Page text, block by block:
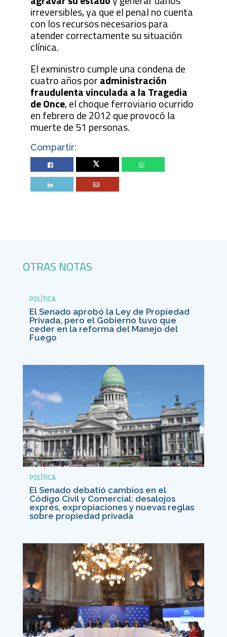
irreversibles, ya que el penal no cuenta
con los recursos necesarios para
atender correctamente su situación
clínica.
El exministro cumple una condena de
cuatro años poradministración
fraudulenta vinculada a la Tragedia
de Once, el choque ferroviario ocurrido
en febrero de 2012 que provocó la
muerte de 51 personas.
Compartir:
Twitter
OTRAS NOTAS
POLÍTICA
El Senado aprobó la Ley de Propiedad
Privada, pero el Gobierno tuvo que
ceder en la reforma del Manejo del
Fuego
POLÍTICA
El Senado debatió cambios en el
Código Civil y Comercial: desalojos
exprés, expropiaciones y nuevas reglas
sobre propiedad privada